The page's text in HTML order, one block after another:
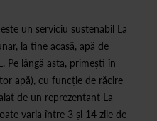
un serviciu sustenabil La
la tine acasă, apă de
Pe lângă asta, primești în
apă), cu funcție de răcire
de un reprezentant La
varia între 3 și 14 zile de